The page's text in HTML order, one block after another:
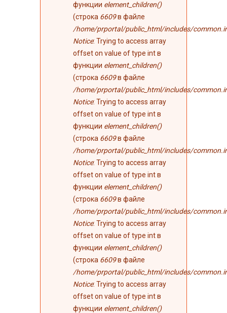
функции element_children()
(строка 6609в файле
/home/prportal/public_html/includes/
Notice: Trying to access array
offset on value of type int в
функции element_children()
(строка 6609в файле
/home/prportal/public_html/includes/
Notice: Trying to access array
offset on value of type int в
функции element_children()
(строка 6609в файле
/home/prportal/public_html/includes/
Notice: Trying to access array
offset on value of type int в
функции element_children()
(строка 6609в файле
/home/prportal/public_html/includes/
Notice: Trying to access array
offset on value of type int в
функции element_children()
(строка 6609в файле
/home/prportal/public_html/includes/
Notice: Trying to access array
offset on value of type int в
функции element_children()